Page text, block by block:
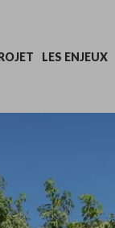
LES ENJEUX